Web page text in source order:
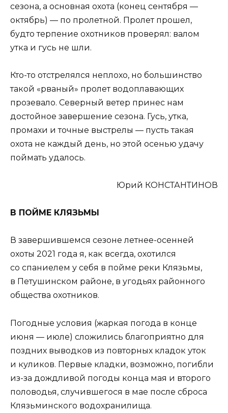
сезона, а основная охота (конец сентября —
октябрь) — по пролетной. Пролет прошел,
будто терпение охотников проверял: валом
утка и гусь не шли.
Кто-то отстрелялся неплохо, но большинство
такой «рваный» пролет водоплавающих
прозевало. Северный ветер принес нам
достойное завершение сезона. Гусь, утка,
промахи и точные выстрелы — пусть такая
охота не каждый день, но этой осенью удачу
поймать удалось.
Юрий КОНСТАНТИНОВ
В ПОЙМЕ КЛЯЗЬМЫ
В завершившемся сезоне летнее-осенней
охоты 2021 года я, как всегда, охотился
со спаниелем у себя в пойме реки Клязьмы,
в Петушинском районе, в угодьях районного
общества охотников.
Погодные условия (жаркая погода в конце
июня — июле) сложились благоприятно для
поздних выводков из повторных кладок уток
и куликов. Первые кладки, возможно, погибли
из-за дождливой погоды конца мая и второго
половодья, случившегося в мае после сброса
Клязьминского водохранилища.